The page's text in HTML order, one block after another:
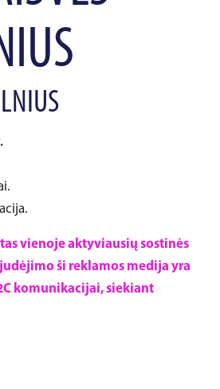
vienoje aktyviausių sostinės
ši reklamos medija yra
komunikacijai, siekiant